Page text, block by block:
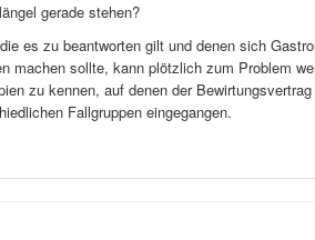
gerade stehen?
es zu beantworten gilt und denen sich
machen sollte, kann plötzlich zum Problem
zu kennen, auf denen der
Fallgruppen eingegangen.